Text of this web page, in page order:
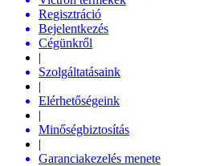
Regisztráció
Bejelentkezés
Cégünkről
|
Szolgáltatásaink
|
Elérhetőségeink
|
Minőségbiztosítás
|
Garanciakezelés menete